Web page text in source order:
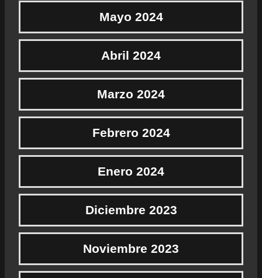
Mayo 2024
Abril 2024
Marzo 2024
Febrero 2024
Enero 2024
Diciembre 2023
Noviembre 2023